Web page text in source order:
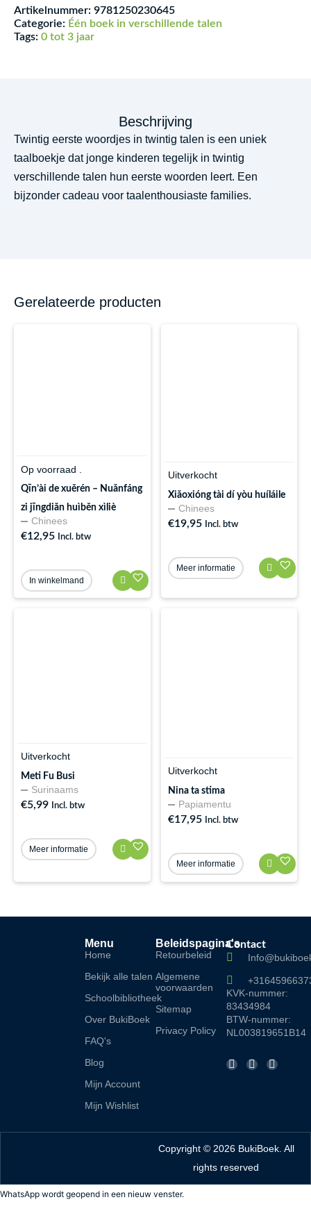
Artikelnummer: 9781250230645
Categorie: Één boek in verschillende talen
Tags: 0 tot 3 jaar
Beschrijving
Twintig eerste woordjes in twintig talen is een uniek
taalboekje dat jonge kinderen tegelijk in twintig
verschillende talen hun eerste woorden leert. Een
bijzonder cadeau voor taalenthousiaste families.
Gerelateerde producten
Op voorraad .
Qīn’ài de xuěrén – Nuǎnfáng
zi jīngdiǎn huìběn xìliè
Chinees
€12,95 Incl. btw
In winkelmand
Uitverkocht
Xiǎoxióng tài dí yòu huíláile
Chinees
€19,95 Incl. btw
Meer informatie
Uitverkocht
Meti Fu Busi
Surinaams
€5,99 Incl. btw
Meer informatie
Uitverkocht
Nina ta stima
Papiamentu
€17,95 Incl. btw
Meer informatie
Menu
Home
Bekijk alle talen
Schoolbibliotheek
Over BukiBoek
FAQ's
Blog
Mijn Account
Mijn Wishlist
Beleidspagina's
Retourbeleid
Algemene
voorwaarden
Sitemap
Privacy Policy
Contact
KVK-nummer:
83434984
BTW-nummer:
NL003819651B14
F
k
-
I
a
m
L
n
Copyright © 2026 BukiBoek. All
rights reserved
WhatsApp wordt geopend in een nieuw venster.